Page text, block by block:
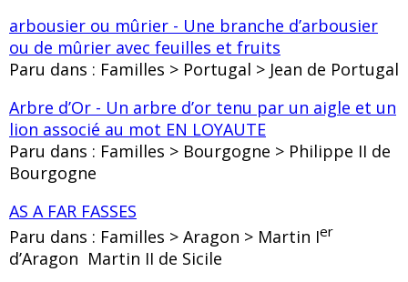
arbousier ou mûrier - Une branche d’arbousier
ou de mûrier avec feuilles et fruits
Paru dans : Familles > Portugal > Jean de Portugal
Arbre d’Or - Un arbre d’or tenu par un aigle et un
lion associé au mot EN LOYAUTE
Paru dans : Familles > Bourgogne > Philippe II de
Bourgogne
AS A FAR FASSES
Paru dans : Familles > Aragon > Martin Ier
d’Aragon Martin II de Sicile